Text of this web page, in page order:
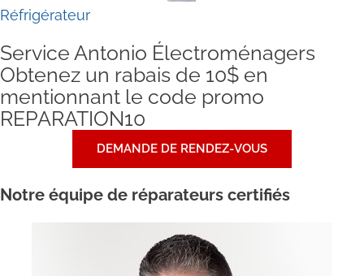
Réfrigérateur
Service Antonio Électroménagers
Obtenez un rabais de 10$ en
mentionnant le code promo
REPARATION10
DEMANDE DE RENDEZ-VOUS
Notre équipe de réparateurs certifiés